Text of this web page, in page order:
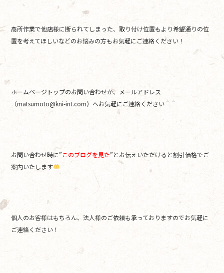
高所作業で他店様に断られてしまった、取り付け位置もより希望通りの位
置を考えてほしいなどのお悩みの方もお気軽にご連絡ください！
ホームページトップのお問い合わせか、メールアドレス
（matsumoto@kni-int.com）へお気軽にご連絡ください＾＾
お問い合わせ時に”このブログを見た”とお伝えいただけると割引価格でご
案内いたします
個人のお客様はもちろん、法人様のご依頼も承っておりますのでお気軽に
ご連絡ください！